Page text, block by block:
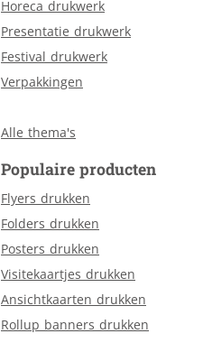
Horeca drukwerk
Presentatie drukwerk
Festival drukwerk
Verpakkingen
Alle thema's
Populaire producten
Flyers drukken
Folders drukken
Posters drukken
Visitekaartjes drukken
Ansichtkaarten drukken
Rollup banners drukken